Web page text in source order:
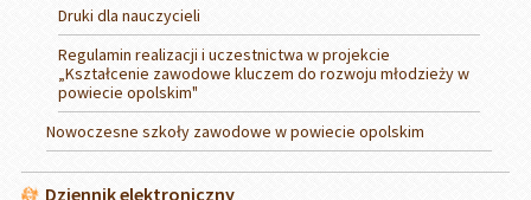
Druki dla nauczycieli
Regulamin realizacji i uczestnictwa w projekcie
„Kształcenie zawodowe kluczem do rozwoju młodzieży w
powiecie opolskim"
Nowoczesne szkoły zawodowe w powiecie opolskim
Dziennik elektroniczny